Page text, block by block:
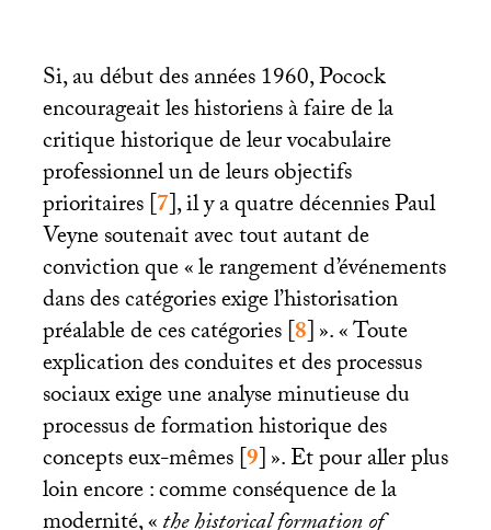
Si, au début des années 1960, Pocock
encourageait les historiens à faire de la
critique historique de leur vocabulaire
professionnel un de leurs objectifs
prioritaires[7], il y a quatre décennies Paul
Veyne soutenait avec tout autant de
conviction que «le rangement d’événements
dans des catégories exige l’historisation
préalable de ces catégories[8]». «Toute
explication des conduites et des processus
sociaux exige une analyse minutieuse du
processus de formation historique des
concepts eux-mêmes[9]». Et pour aller plus
loin encore : comme conséquence de la